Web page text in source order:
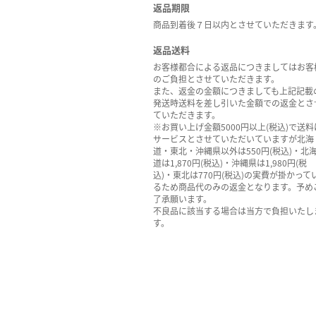
返品期限
商品到着後７日以内とさせていただきます
返品送料
お客様都合による返品につきましてはお客
のご負担とさせていただきます。
また、返金の金額につきましても上記記載
発送時送料を差し引いた金額での返金とさ
ていただきます。
※お買い上げ金額5000円以上(税込)で送料
サービスとさせていただいていますが北海
道・東北・沖縄県以外は550円(税込)・北
道は1,870円(税込)・沖縄県は1,980円(税
込)・東北は770円(税込)の実費が掛かって
るため商品代のみの返金となります。予め
了承願います。
不良品に該当する場合は当方で負担いたし
す。